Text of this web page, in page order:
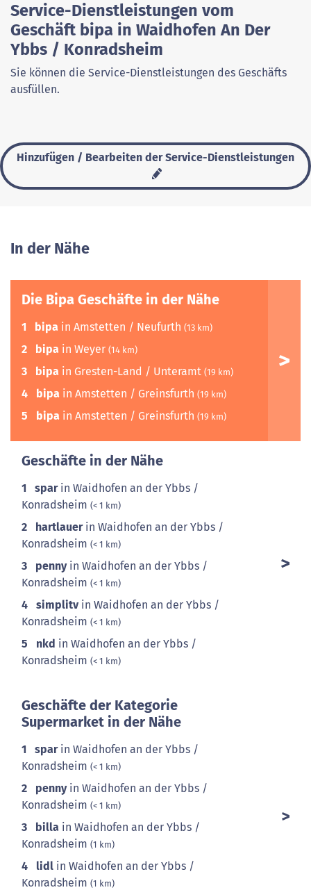
Service-Dienstleistungen vom
Geschäft bipa in Waidhofen An Der
Ybbs / Konradsheim
Sie können die Service-Dienstleistungen des Geschäfts
ausfüllen.
Hinzufügen / Bearbeiten der Service-Dienstleistungen
In der Nähe
Die Bipa Geschäfte in der Nähe
1 bipa in Amstetten / Neufurth (13 km)
2 bipa in Weyer (14 km)
3 bipa in Gresten-Land / Unteramt (19 km)
4 bipa in Amstetten / Greinsfurth (19 km)
5 bipa in Amstetten / Greinsfurth (19 km)
Geschäfte in der Nähe
1 sparin Waidhofen an der Ybbs /
Konradsheim (< 1 km)
2 hartlauerin Waidhofen an der Ybbs /
Konradsheim (< 1 km)
3 pennyin Waidhofen an der Ybbs /
Konradsheim (< 1 km)
4 simplitvin Waidhofen an der Ybbs /
Konradsheim (< 1 km)
5 nkd in Waidhofen an der Ybbs /
Konradsheim (< 1 km)
Geschäfte der Kategorie
Supermarket in der Nähe
1 sparin Waidhofen an der Ybbs /
Konradsheim (< 1 km)
2 pennyin Waidhofen an der Ybbs /
Konradsheim (< 1 km)
3 billa in Waidhofen an der Ybbs /
Konradsheim (1 km)
4 lidl in Waidhofen an der Ybbs /
Konradsheim (1 km)